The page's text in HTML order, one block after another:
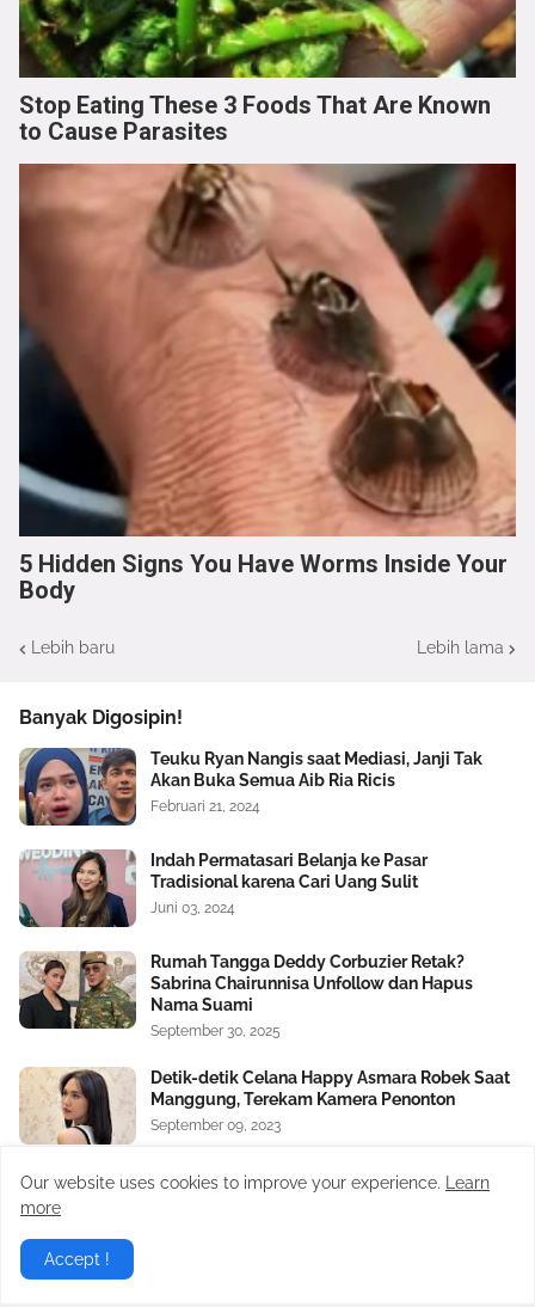
Stop Eating These 3 Foods That Are Known
to Cause Parasites
5 Hidden Signs You Have Worms Inside Your
Body
Lebih baru Lebih lama
Banyak Digosipin!
Teuku Ryan Nangis saat Mediasi, Janji Tak
Akan Buka Semua Aib Ria Ricis
Februari 21, 2024
Indah Permatasari Belanja ke Pasar
Tradisional karena Cari Uang Sulit
Juni 03, 2024
Rumah Tangga Deddy Corbuzier Retak?
Sabrina Chairunnisa Unfollow dan Hapus
Nama Suami
September 30, 2025
Detik-detik Celana Happy Asmara Robek Saat
Manggung, Terekam Kamera Penonton
September 09, 2023
Nikita Mirzani Bongkar Orang Ketiga dalam
Our website uses cookies to improve your experience.
Learn
more
Accept !